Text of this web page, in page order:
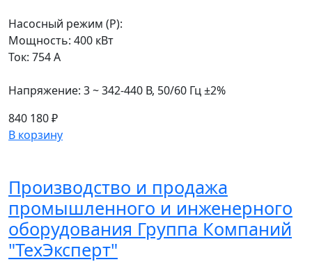
Насосный режим (P):
Мощность: 400 кВт
Ток: 754 А
Напряжение: 3 ~ 342-440 В, 50/60 Гц ±2%
840 180 ₽
В корзину
Производство и продажа
промышленного и инженерного
оборудования Группа Компаний
"ТехЭксперт"